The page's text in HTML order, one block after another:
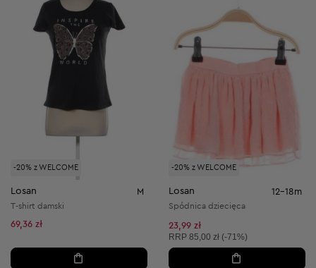
-20% z WELCOME
Losan M
T-shirt damski
69,36 zł
-20% z WELCOME
Losan 12-18m
Spódnica dziecięca
23,99 zł
Cena sugerowana:
RRP 85,00 zł (-71%)